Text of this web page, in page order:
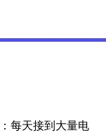
每天接到大量电